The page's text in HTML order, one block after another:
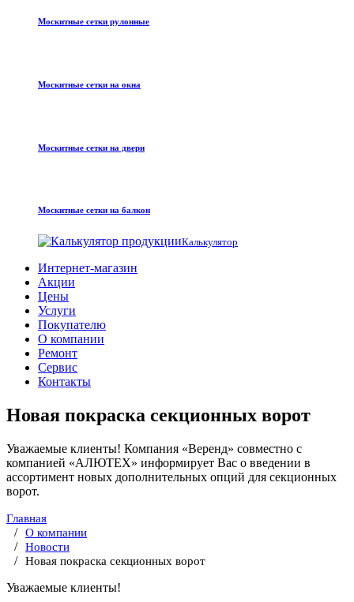
Москитные сетки рулонные
Москитные сетки на окна
Москитные сетки на двери
Москитные сетки на балкон
Калькулятор
Интернет-магазин
Акции
Цены
Услуги
Покупателю
О компании
Ремонт
Сервис
Контакты
Новая покраска секционных ворот
Уважаемые клиенты! Компания «Веренд» совместно с
компанией «АЛЮТЕХ» информирует Вас о введении в
ассортимент новых дополнительных опций для секционных
ворот.
Главная
О компании
Новости
Новая покраска секционных ворот
Уважаемые клиенты!